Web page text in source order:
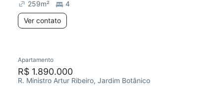
259m²
4
Ver contato
Redecorar
Apartamento
R$ 1.890.000
R. Ministro Artur Ribeiro, Jardim Botânico